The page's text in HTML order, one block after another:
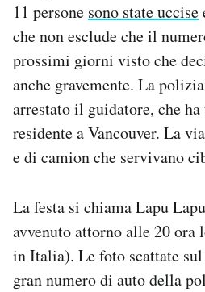
Hai bisogno di aiuto?
Esci
11 persone sono state uccise
che non esclude che il
prossimi giorni visto che
anche gravemente. La
arrestato il guidatore, che ha
residente a Vancouver. La
e di camion che servivano
La festa si chiama Lapu
avvenuto attorno alle 20
in Italia). Le foto scattate
gran numero di auto della